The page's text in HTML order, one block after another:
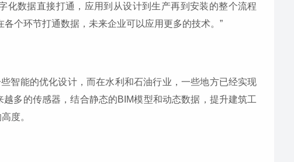
数据直接打通，应用到从设计到生产再到安装的整个流程
个环节打通数据，未来企业可以应用更多的技术。”
智能的优化设计，而在水利和石油行业，一些地方已经实现
多的传感器，结合静态的BIM模型和动态数据，提升建筑工
度。